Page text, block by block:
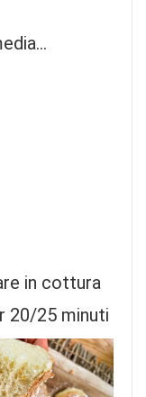
in cottura
20/25 minuti